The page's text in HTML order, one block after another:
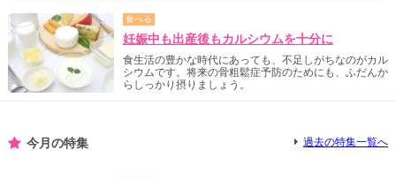
食べる
妊娠中も出産後もカルシウムを十分に
食生活の豊かな時代にあっても、不足しがちなのがカル
シウムです。将来の骨粗鬆症予防のためにも、ふだんか
らしっかり摂りましょう。
今月の特集 過去の特集一覧へ